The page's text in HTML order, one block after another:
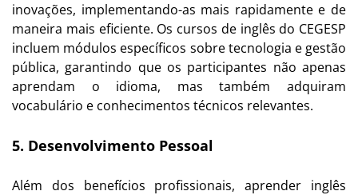
inovações, implementando-as mais rapidamente e de
maneira mais eficiente. Os cursos de inglês do CEGESP
incluem módulos específicos sobre tecnologia e gestão
pública, garantindo que os participantes não apenas
aprendam o idioma, mas também adquiram
vocabulário e conhecimentos técnicos relevantes.
5. Desenvolvimento Pessoal
Além dos benefícios profissionais, aprender inglês